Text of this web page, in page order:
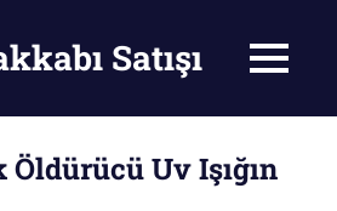
Satışı MENU
Uv Işığın